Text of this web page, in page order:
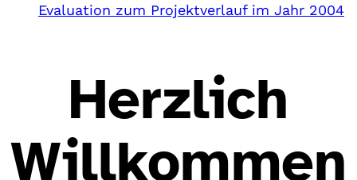
Evaluation zum Projektverlauf im Jahr 2004
Herzlich
Willkommen